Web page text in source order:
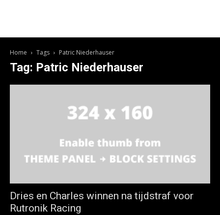
Home Tags Patric Niederhauser
Tag: Patric Niederhauser
Dries en Charles winnen na tijdstraf voor
Rutronik Racing